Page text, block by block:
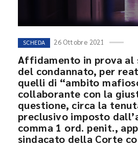
SCHEDA 26 Ottobre 2021
Affidamento in prova al
del condannato, per
quelli di “ambito
collaborante con la
questione, circa la
preclusivo imposto
comma 1 ord. penit.,
sindacato della Corte